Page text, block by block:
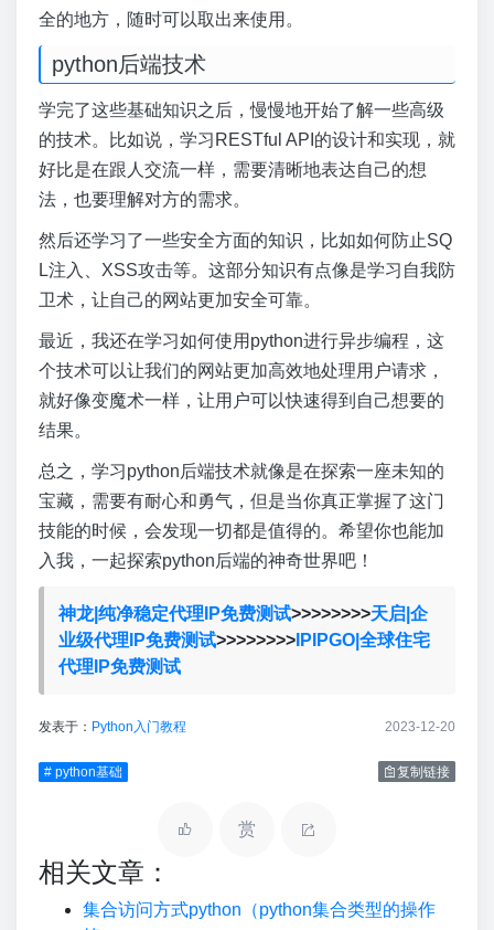
全的地方，随时可以取出来使用。
python后端技术
学完了这些基础知识之后，慢慢地开始了解一些高级
的技术。比如说，学习RESTful API的设计和实现，就
好比是在跟人交流一样，需要清晰地表达自己的想
法，也要理解对方的需求。
然后还学习了一些安全方面的知识，比如如何防止SQ
L注入、XSS攻击等。这部分知识有点像是学习自我防
卫术，让自己的网站更加安全可靠。
最近，我还在学习如何使用python进行异步编程，这
个技术可以让我们的网站更加高效地处理用户请求，
就好像变魔术一样，让用户可以快速得到自己想要的
结果。
总之，学习python后端技术就像是在探索一座未知的
宝藏，需要有耐心和勇气，但是当你真正掌握了这门
技能的时候，会发现一切都是值得的。希望你也能加
入我，一起探索python后端的神奇世界吧！
神龙|纯净稳定代理IP免费测试>>>>>>>>天启|企
业级代理IP免费测试>>>>>>>>IPIPGO|全球住宅
代理IP免费测试
发表于： Python入门教程 2023-12-20
# python基础 复制链接
赏
相关文章：
集合访问方式python（python集合类型的操作